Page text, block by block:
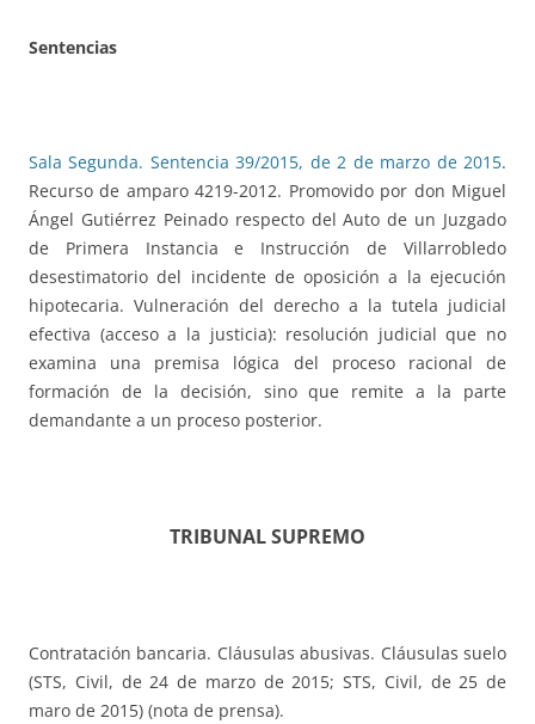
Sentencias
Sala Segunda. Sentencia 39/2015, de 2 de marzo de 2015.
Recurso de amparo 4219-2012. Promovido por don Miguel
Ángel Gutiérrez Peinado respecto del Auto de un Juzgado
de Primera Instancia e Instrucción de Villarrobledo
desestimatorio del incidente de oposición a la ejecución
hipotecaria. Vulneración del derecho a la tutela judicial
efectiva (acceso a la justicia): resolución judicial que no
examina una premisa lógica del proceso racional de
formación de la decisión, sino que remite a la parte
demandante a un proceso posterior.
TRIBUNAL SUPREMO
Contratación bancaria. Cláusulas abusivas. Cláusulas suelo
(STS, Civil, de 24 de marzo de 2015; STS, Civil, de 25 de
maro de 2015) (nota de prensa).